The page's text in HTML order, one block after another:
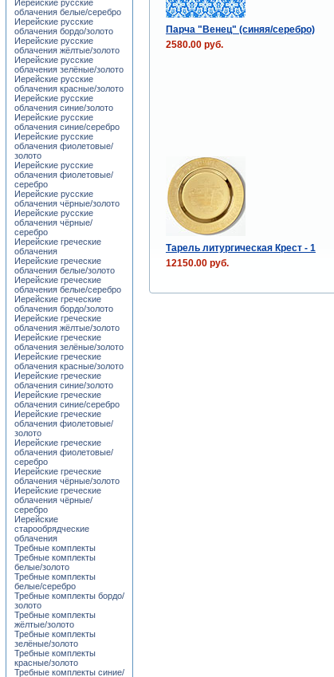
Парча "Венец" (синяя/серебро)
2580.00 руб.
Тарель литургическая Крест - 1
12150.00 руб.
Иерейские русские
облачения белые/серебро
Иерейские русские
облачения бордо/золото
Иерейские русские
облачения жёлтые/золото
Иерейские русские
облачения зелёные/золото
Иерейские русские
облачения красные/золото
Иерейские русские
облачения синие/золото
Иерейские русские
облачения синие/серебро
Иерейские русские
облачения фиолетовые/
золото
Иерейские русские
облачения фиолетовые/
серебро
Иерейские русские
облачения чёрные/золото
Иерейские русские
облачения чёрные/
серебро
Иерейские греческие
облачения
Иерейские греческие
облачения белые/золото
Иерейские греческие
облачения белые/серебро
Иерейские греческие
облачения бордо/золото
Иерейские греческие
облачения жёлтые/золото
Иерейские греческие
облачения зелёные/золото
Иерейские греческие
облачения красные/золото
Иерейские греческие
облачения синие/золото
Иерейские греческие
облачения синие/серебро
Иерейские греческие
облачения фиолетовые/
золото
Иерейские греческие
облачения фиолетовые/
серебро
Иерейские греческие
облачения чёрные/золото
Иерейские греческие
облачения чёрные/
серебро
Иерейские
старообрядческие
облачения
Требные комплекты
Требные комплекты
белые/золото
Требные комплекты
белые/серебро
Требные комплекты бордо/
золото
Требные комплекты
жёлтые/золото
Требные комплекты
зелёные/золото
Требные комплекты
красные/золото
Требные комплекты синие/